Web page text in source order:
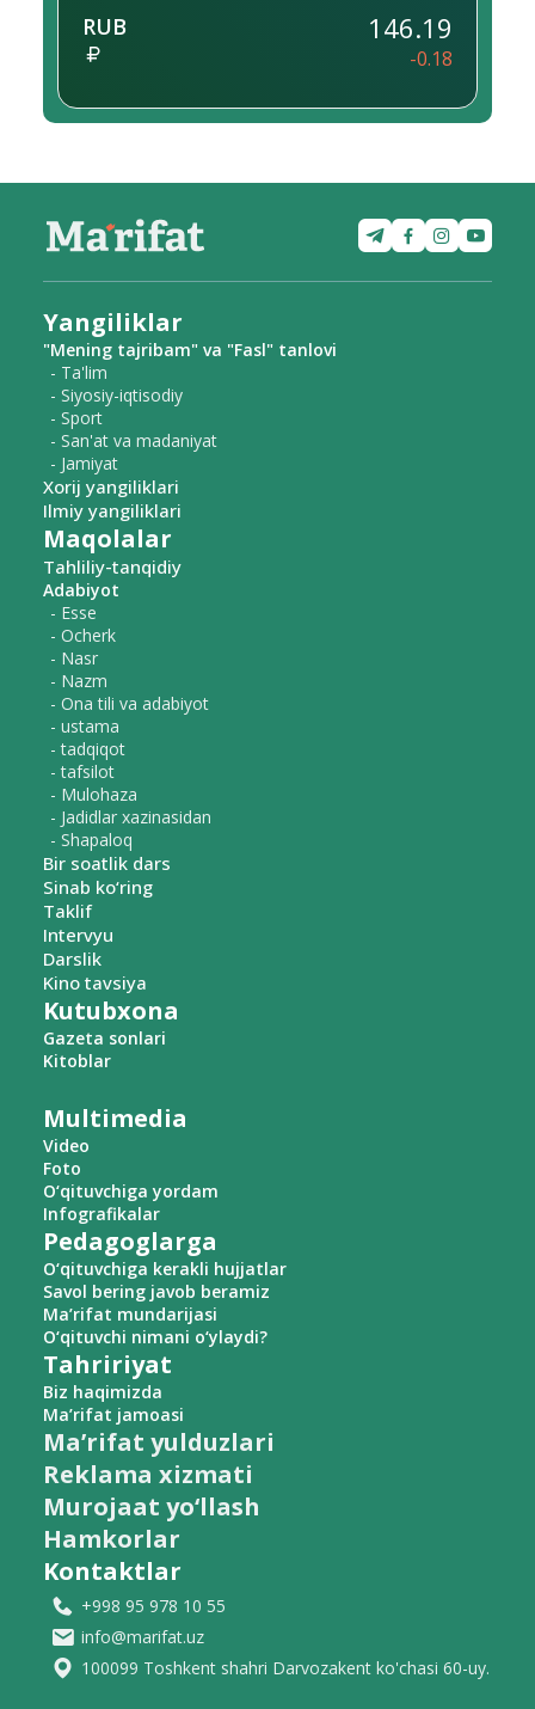
RUB 146.19
-0.18
Yangiliklar
"Mening tajribam" va "Fasl" tanlovi
- Ta'lim
- Siyosiy-iqtisodiy
- Sport
- San'at va madaniyat
- Jamiyat
Xorij yangiliklari
Ilmiy yangiliklari
Maqolalar
Tahliliy-tanqidiy
Adabiyot
- Esse
- Ocherk
- Nasr
- Nazm
- Ona tili va adabiyot
- ustama
- tadqiqot
- tafsilot
- Mulohaza
- Jadidlar xazinasidan
- Shapaloq
Bir soatlik dars
Sinab ko‘ring
Taklif
Intervyu
Darslik
Kino tavsiya
Kutubxona
Gazeta sonlari
Kitoblar
Multimedia
Video
Foto
O‘qituvchiga yordam
Infografikalar
Pedagoglarga
O‘qituvchiga kerakli hujjatlar
Savol bering javob beramiz
Ma’rifat mundarijasi
O‘qituvchi nimani o‘ylaydi?
Tahririyat
Biz haqimizda
Ma’rifat jamoasi
Ma’rifat yulduzlari
Reklama xizmati
Murojaat yo‘llash
Hamkorlar
Kontaktlar
+998 95 978 10 55
info@marifat.uz
100099 Toshkent shahri Darvozakent ko'chasi 60-uy.